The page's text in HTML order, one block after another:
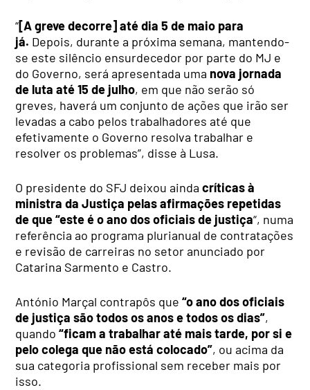
“[A greve decorre] até dia 5 de maio para
já. Depois, durante a próxima semana, mantendo-
se este silêncio ensurdecedor por parte do MJ e
do Governo, será apresentada uma nova jornada
de luta até 15 de julho, em que não serão só
greves, haverá um conjunto de ações que irão ser
levadas a cabo pelos trabalhadores até que
efetivamente o Governo resolva trabalhar e
resolver os problemas”, disse à Lusa.
O presidente do SFJ deixou aindacríticas à
ministra da Justiça pelas afirmações repetidas
de que “este é o ano dos oficiais de justiça“, numa
referência ao programa plurianual de contratações
e revisão de carreiras no setor anunciado por
Catarina Sarmento e Castro.
António Marçal contrapôs que “o ano dos oficiais
de justiça são todos os anos e todos os dias”,
quando“ficam a trabalhar até mais tarde, por si e
pelo colega que não está colocado”, ou acima da
sua categoria profissional sem receber mais por
isso.